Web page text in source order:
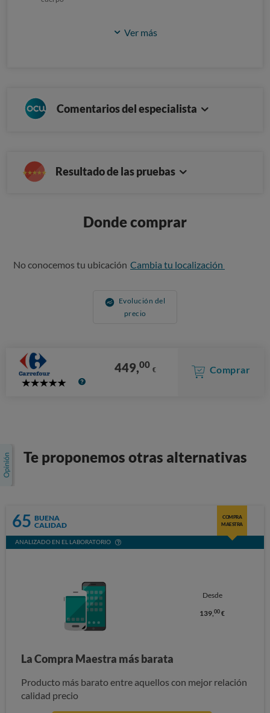
Ver más
Comentarios del especialista
Resultado de las pruebas
Donde comprar
No conocemos tu ubicación Cambia tu localización
Evolución del
precio
5
449,00 € Comprar
Te proponemos otras alternativas
65 BUENA
CALIDAD
COMPRA
MAESTRA
ANALIZADO EN EL LABORATORIO
Desde
139,00 €
La Compra Maestra más barata
Producto más barato entre aquellos con mejor relación
calidad precio